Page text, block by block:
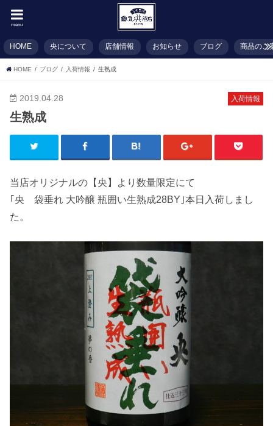
menu
HOME 央について 店舗情報 お知らせ ブログ 商品のご
HOME ブログ 入荷情報 生熟成
入荷情報
2019.04.28
生熟成
当店オリジナルの【央】より数量限定にて
｢央 袋垂れ 大吟醸 瓶囲い生熟成28BY｣本日入荷しまし
た。